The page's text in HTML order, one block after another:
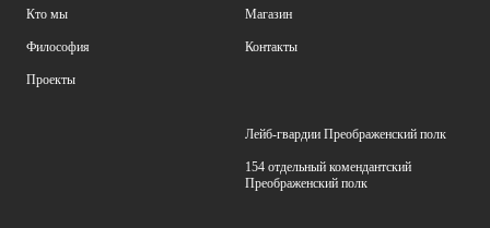
Кто мы
Философия
Проекты
Магазин
Контакты
Лейб-гвардии Преображенский полк
154 отдельный комендантский
Преображенский полк